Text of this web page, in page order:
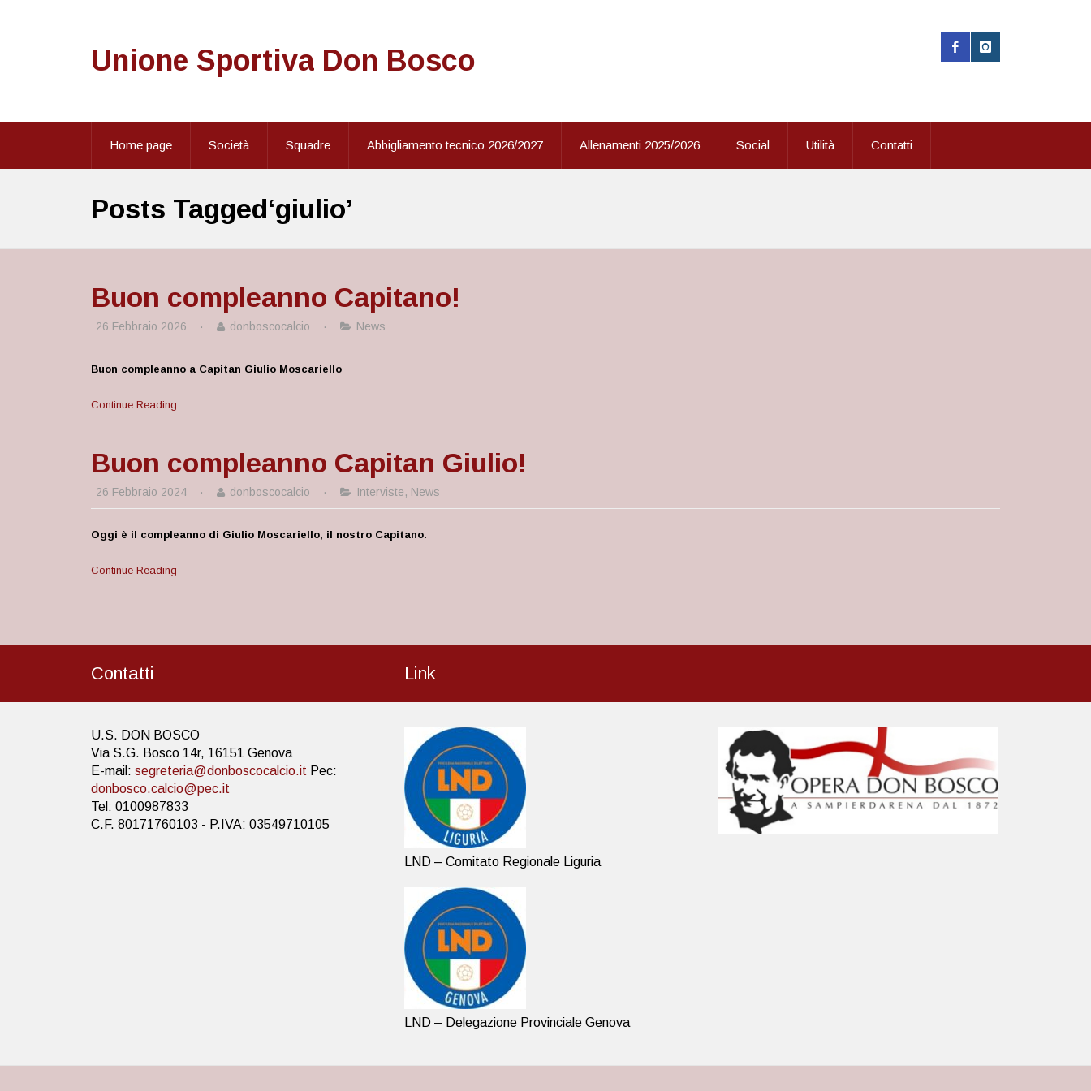
Unione Sportiva Don Bosco
Home page Società Squadre Abbigliamento tecnico 2026/2027 Allenamenti 2025/2026 Social Utilità Contatti
Posts Tagged‘giulio’
Buon compleanno Capitano!
26 Febbraio 2026 · donboscocalcio · News
Buon compleanno a Capitan Giulio Moscariello
Continue Reading
Buon compleanno Capitan Giulio!
26 Febbraio 2024 · donboscocalcio · Interviste, News
Oggi è il compleanno di Giulio Moscariello, il nostro Capitano.
Continue Reading
Contatti
U.S. DON BOSCO
Via S.G. Bosco 14r, 16151 Genova
E-mail: segreteria@donboscocalcio.it Pec:
donbosco.calcio@pec.it
Tel: 0100987833
C.F. 80171760103 - P.IVA: 03549710105
Link
LND – Comitato Regionale Liguria
LND – Delegazione Provinciale Genova